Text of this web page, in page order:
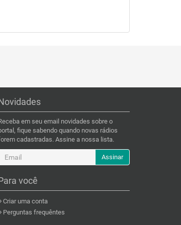
em seu email novidades sobre o
fique sabendo quando novas rádios
cadastradas. Assine a nossa lista.
Assinar
você
Criar uma conta
Perguntas frequêntes